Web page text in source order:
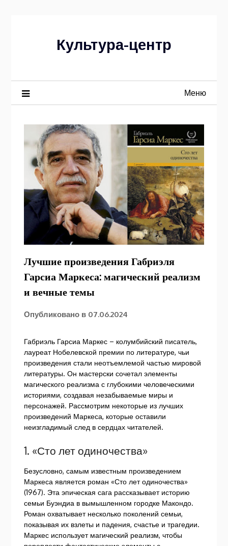
Культура-центр
Меню
Лучшие произведения Габриэля
Гарсиа Маркеса: магический реализм
и вечные темы
Опубликовано в 07.06.2024
Габриэль Гарсиа Маркес – колумбийский писатель,
лауреат Нобелевской премии по литературе, чьи
произведения стали неотъемлемой частью мировой
литературы. Он мастерски сочетал элементы
магического реализма с глубокими человеческими
историями, создавая незабываемые миры и
персонажей. Рассмотрим некоторые из лучших
произведений Маркеса, которые оставили
неизгладимый след в сердцах читателей.
1. «Сто лет одиночества»
Безусловно, самым известным произведением
Маркеса является роман «Сто лет одиночества»
(1967). Эта эпическая сага рассказывает историю
семьи Буэндиа в вымышленном городке Макондо.
Роман охватывает несколько поколений семьи,
показывая их взлеты и падения, счастье и трагедии.
Маркес использует магический реализм, чтобы